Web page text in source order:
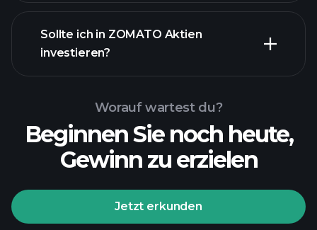
Sollte ich in ZOMATO Aktien
investieren?
Worauf wartest du?
Beginnen Sie noch heute,
Gewinn zu erzielen
Jetzt erkunden